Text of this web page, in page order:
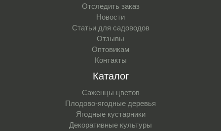
Отследить заказ
Новости
Статьи для садоводов
Отзывы
Оптовикам
Контакты
Каталог
Саженцы цветов
Плодово-ягодные деревья
Ягодные кустарники
Декоративные культуры